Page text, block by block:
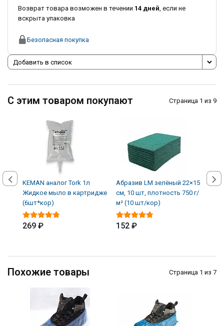
Возврат товара возможен в течении 14 дней , если не
вскрыта упаковка
Безопасная покупка
Добавить в список
С этим товаром покупают Страница 1 из 9
KEMAN аналог Tork 1л
Жидкое мыло в картридже
(6шт*кор)
269 ₽
Абразив LM зелёный 22×15
см, 10 шт, плотность 750 г/
м² (10 шт/кор)
152 ₽
Похожие товары Страница 1 из 7